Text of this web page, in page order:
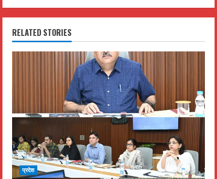
i
n
u
R
e
a
d
i
RELATED STORIES
प्रदेश